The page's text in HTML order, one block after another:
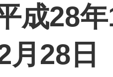
成28
月28日